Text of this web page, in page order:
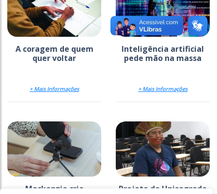
A coragem de quem
quer voltar
+ Mais Informações
Inteligência artificial
pede mão na massa
+ Mais Informações
Mackenzie cria
Projeto do Unisagrado